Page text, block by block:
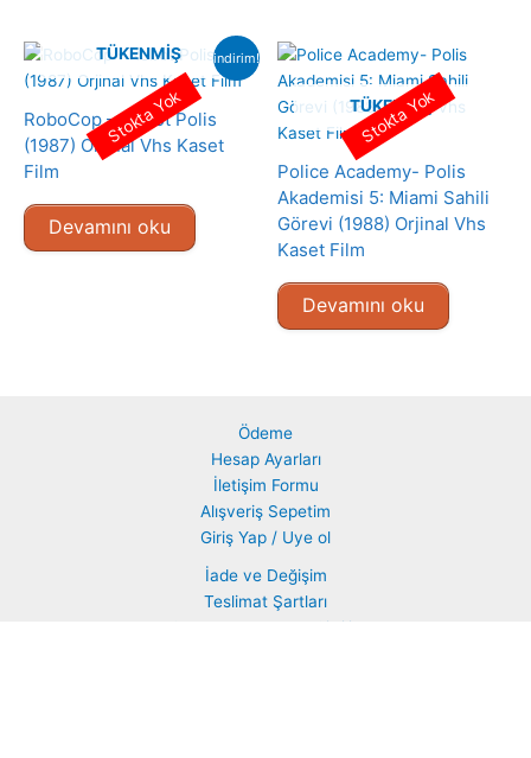
indirim!
TÜKENMIŞ
RoboCop – Robot Polis
(1987) Orjinal Vhs Kaset
Film
Devamını oku
Stokta Yok TÜKENMIŞ
Police Academy- Polis
Akademisi 5: Miami Sahili
Görevi (1988) Orjinal Vhs
Kaset Film
Devamını oku
Stokta Yok
Ödeme
Hesap Ayarları
İletişim Formu
Alışveriş Sepetim
Giriş Yap / Uye ol
İade ve Değişim
Teslimat Şartları
Şartlar Koşullar ve Gizlilik